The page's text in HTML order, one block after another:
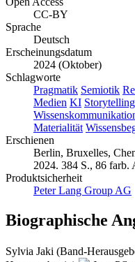
CC-BY
Sprache
Deutsch
Erscheinungsdatum
2024 (Oktober)
Schlagworte
Pragmatik Semiotik
Medien KI Storytelling
Materialität
Erschienen
Berlin, Bruxelles,
2024. 384 S., 86 farb.
Produktsicherheit
Peter Lang Group AG
Biographische
Sylvia Jaki (Band-